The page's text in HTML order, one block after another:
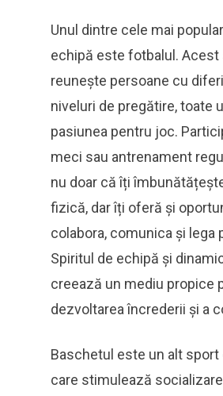
Unul dintre cele mai
echipă este fotbalul. Acest
reunește persoane cu
niveluri de pregătire, toate
pasiunea pentru joc.
meci sau antrenament
nu doar că îți
fizică, dar îți oferă și
colabora, comunica și lega
Spiritul de echipă și
creează un mediu propice
dezvoltarea încrederii și a
Baschetul este un alt sport
care stimulează